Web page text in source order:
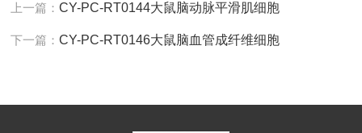
上一篇：CY-PC-RT0144大鼠脑动脉平滑肌细胞
下一篇：CY-PC-RT0146大鼠脑血管成纤维细胞